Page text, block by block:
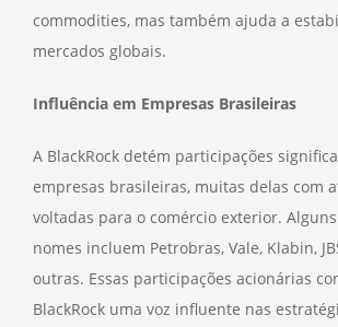
commodities, mas também ajuda a
mercados globais.
Influência em Empresas Brasileiras
A BlackRock detém participações
empresas brasileiras, muitas delas com
voltadas para o comércio exterior.
nomes incluem Petrobras, Vale, Klabin,
outras. Essas participações acionárias
BlackRock uma voz influente nas